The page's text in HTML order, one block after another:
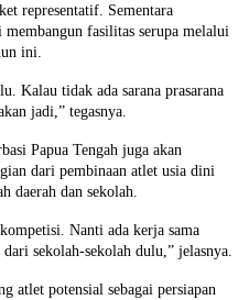
representatif. Sementara
fasilitas serupa melalui
ini.
Kalau tidak ada sarana prasarana
jadi,” tegasnya.
Papua Tengah juga akan
dari pembinaan atlet usia dini
daerah dan sekolah.
Nanti ada kerja sama
sekolah-sekolah dulu,” jelasnya.
atlet potensial sebagai persiapan